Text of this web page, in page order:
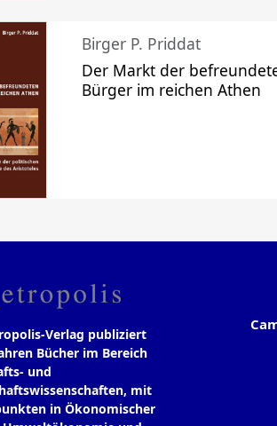
Birger P. Priddat
Der Markt der
Bürger im reichen Athen
Verlag publiziert
Bücher im Bereich
und
mit
in Ökonomischer